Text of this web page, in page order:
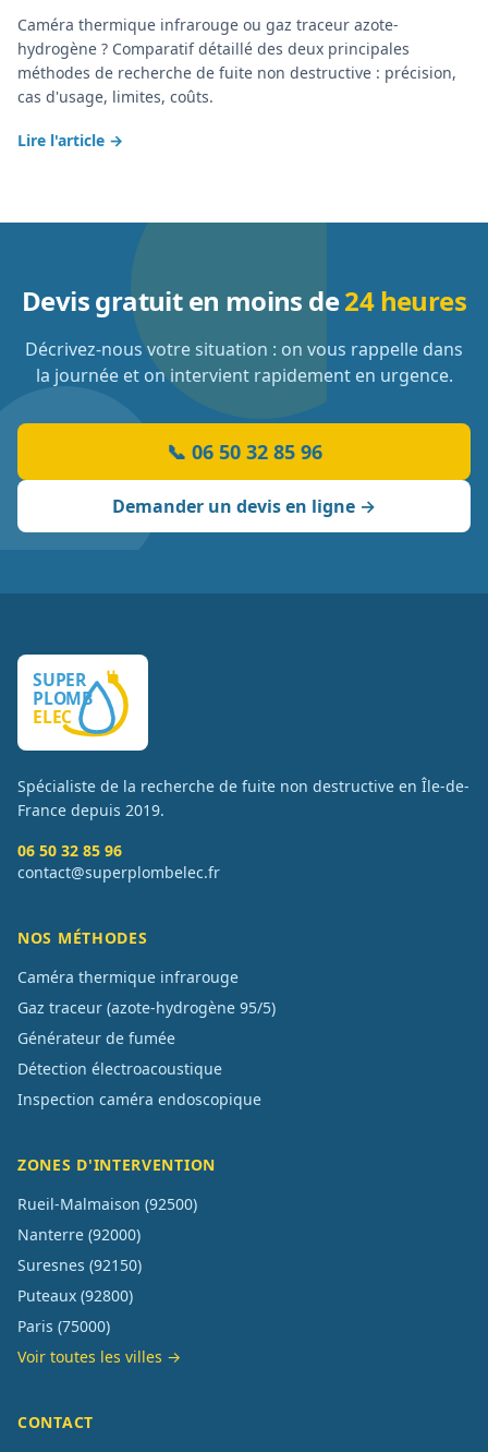
Caméra thermique infrarouge ou gaz traceur azote-
hydrogène ? Comparatif détaillé des deux principales
méthodes de recherche de fuite non destructive : précision,
cas d'usage, limites, coûts.
Lire l'article →
Devis gratuit en moins de24 heures
Décrivez-nous votre situation : on vous rappelle dans
la journée et on intervient rapidement en urgence.
📞 06 50 32 85 96
Demander un devis en ligne →
Spécialiste de la recherche de fuite non destructive en Île-de-
France depuis 2019.
06 50 32 85 96
contact@superplombelec.fr
NOS MÉTHODES
Caméra thermique infrarouge
Gaz traceur (azote-hydrogène 95/5)
Générateur de fumée
Détection électroacoustique
Inspection caméra endoscopique
ZONES D'INTERVENTION
Rueil-Malmaison (92500)
Nanterre (92000)
Suresnes (92150)
Puteaux (92800)
Paris (75000)
Voir toutes les villes →
CONTACT